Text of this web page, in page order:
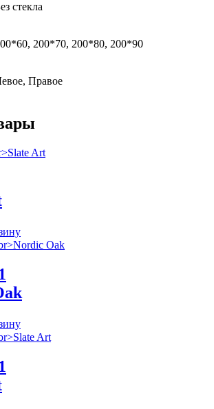
стекла
200*70, 200*80, 200*90
Правое